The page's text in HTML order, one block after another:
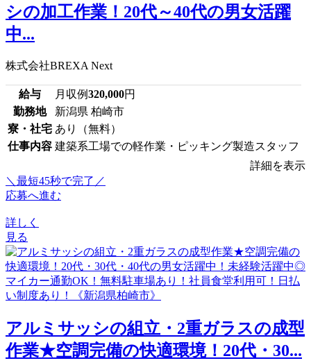
シの加工作業！20代～40代の男女活躍
中...
株式会社BREXA Next
給与 月収例320,000円
勤務地
新潟県 柏崎市
寮・社宅 あり（無料）
仕事内容 建築系工場での軽作業・ピッキング製造スタッフ
詳細を表示
＼最短45秒で完了／
応募へ進む
詳しく
見る
アルミサッシの組立・2重ガラスの成型
作業★空調完備の快適環境！20代・30...